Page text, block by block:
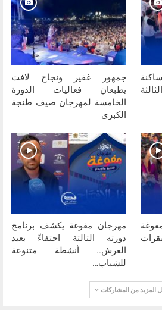
جمهور غفير ونجاح لافت
يطبعان فعاليات الدورة
الخامسة لمهرجان صيف طنجة
الكبرى
مهرجان مغوغة يكشف برنامج
دورته الثالثة احتفاءً بعيد
العرش.. أنشطة متنوعة
للشباب…
المزيد من المشاركات